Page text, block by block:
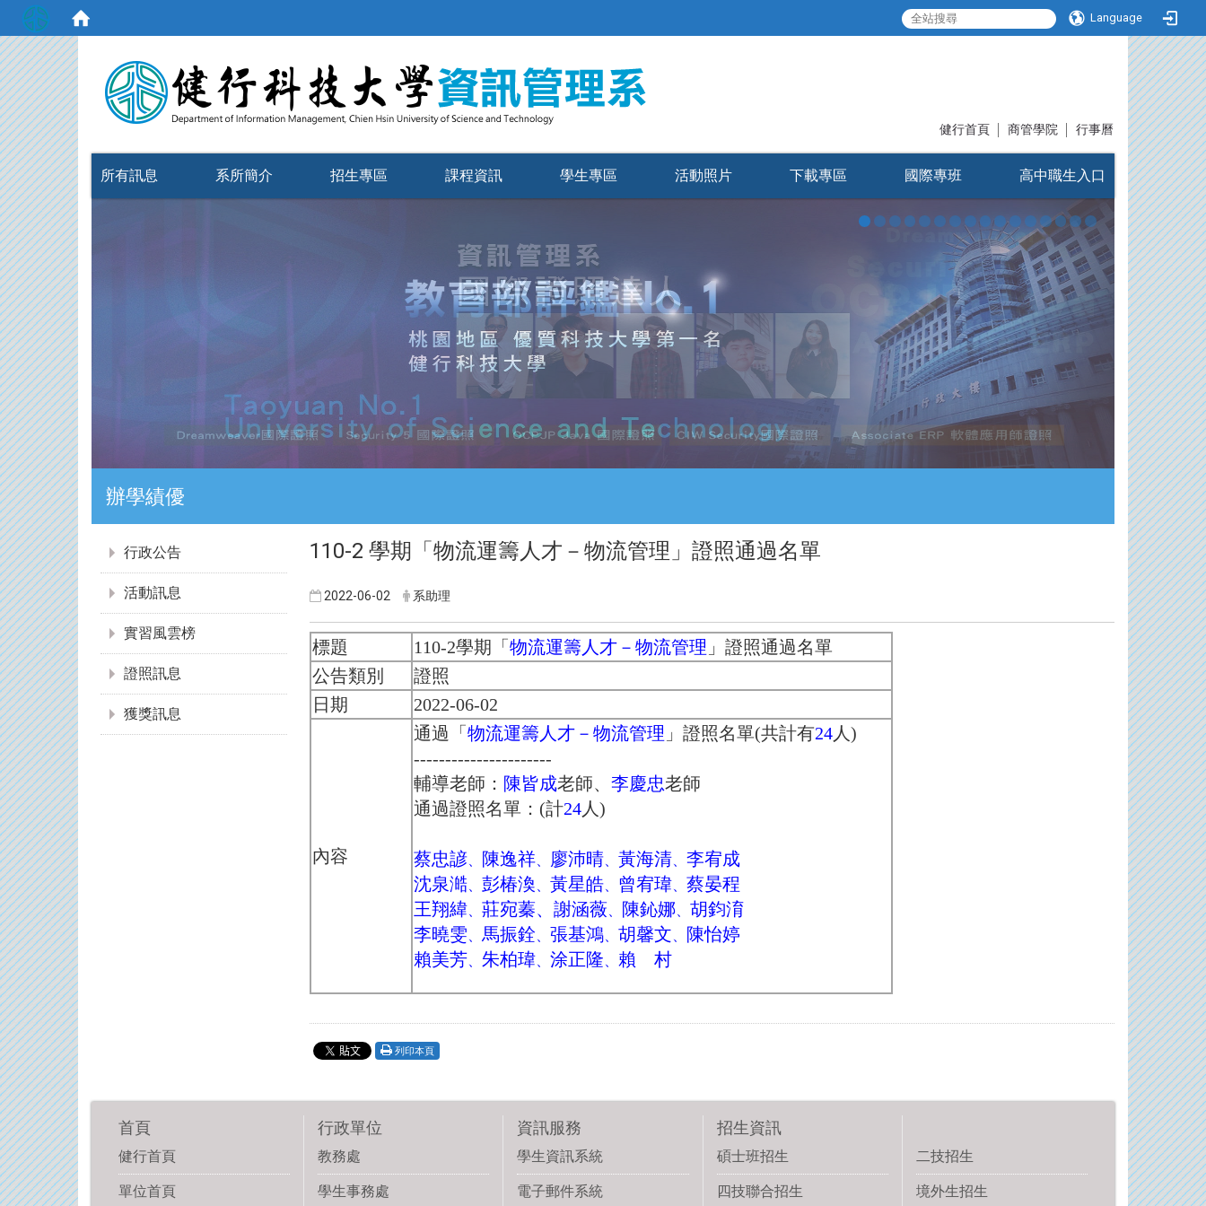
Language
健行首頁 商管學院 行事曆
所有訊息 系所簡介 招生專區 課程資訊 學生專區 活動照片 下載專區 國際專班 高中職生入口
證照達人
行政公告
活動訊息
實習風雲榜
證照訊息
獲獎訊息
110-2 學期「物流運籌人才－物流管理」證照通過名單
2022-06-02 系助理
標題 110-2學期「物流運籌人才－物流管理 」證照通過名單
公告類別
證照
日期
2022-06-02
內容
通過「物流運籌人才－物流管理 」證照名單(共計有24人)
----------------------
輔導老師： 陳皆成老師、 李慶忠老師
通過證照名單：(計24人)
蔡忠諺 陳逸祥 廖沛晴 黃海清
李宥成
沈泉澔
彭椿渙 黃星皓 曾宥瑋
蔡晏程
王翔緯
莊宛蓁、謝涵薇 陳鈊娜
胡鈞淯
李曉雯
馬振銓 張基鴻 胡馨文
陳怡婷
賴美芳
朱柏瑋 涂正隆 賴 村
列印本頁
首頁
健行首頁
單位首頁
行政單位
教務處
學生事務處
資訊服務
學生資訊系統
電子郵件系統
招生資訊
碩士班招生
四技聯合招生
二技招生
境外生招生